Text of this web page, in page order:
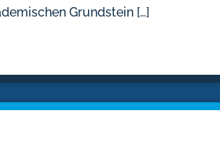
Grundstein […]